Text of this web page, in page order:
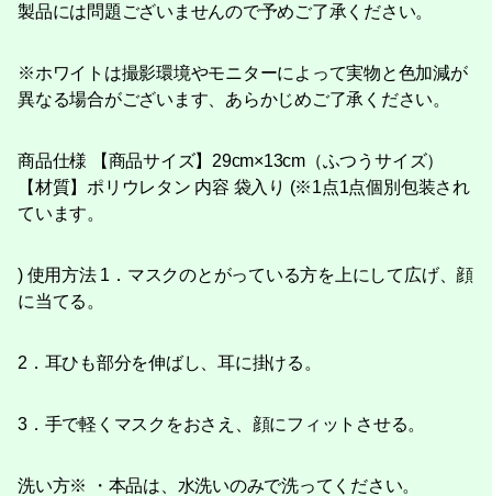
製品には問題ございませんので予めご了承ください。
※ホワイトは撮影環境やモニターによって実物と色加減が
異なる場合がございます、あらかじめご了承ください。
商品仕様 【商品サイズ】29cm×13cm（ふつうサイズ）
【材質】ポリウレタン 内容 袋入り (※1点1点個別包装され
ています。
) 使用方法 1．マスクのとがっている方を上にして広げ、顔
に当てる。
2．耳ひも部分を伸ばし、耳に掛ける。
3．手で軽くマスクをおさえ、顔にフィットさせる。
洗い方※ ・本品は、水洗いのみで洗ってください。